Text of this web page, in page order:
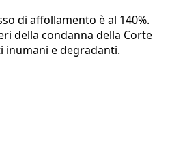
di affollamento è al 140%.
della condanna della Corte
inumani e degradanti.